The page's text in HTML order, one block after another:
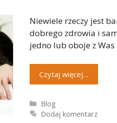
Niewiele rzeczy jest
dobrego zdrowia i
jedno lub oboje z
Czytaj więcej…
Kategorie
Blog
Dodaj komentarz